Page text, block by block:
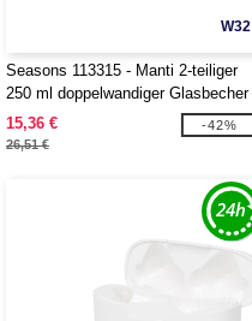
W32
Seasons 113315 - Manti 2-teiliger
250 ml doppelwandiger Glasbecher
mit Bambusuntersetzer
15,36 €
26,51 €
-42%